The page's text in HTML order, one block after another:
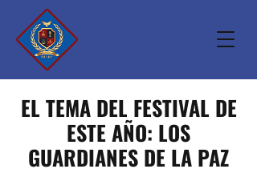
EL TEMA DEL FESTIVAL DE
ESTE AÑO: LOS
GUARDIANES DE LA PAZ